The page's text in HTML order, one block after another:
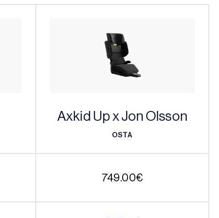
Axkid Up x Jon Olsson
OSTA
749.00€